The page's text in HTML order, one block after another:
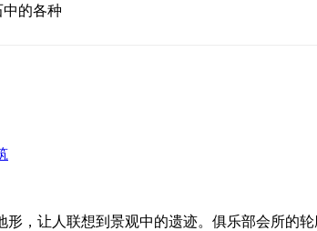
的各种
，让人联想到景观中的遗迹。俱乐部会所的